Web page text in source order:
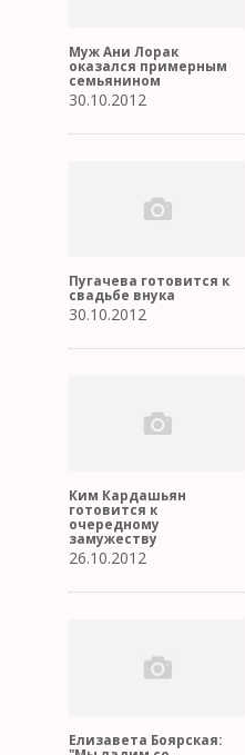
Муж Ани Лорак
оказался примерным
семьянином
30.10.2012
Пугачева готовится к
свадьбе внука
30.10.2012
Ким Кардашьян
готовится к
очередному
замужеству
26.10.2012
Елизавета Боярская: